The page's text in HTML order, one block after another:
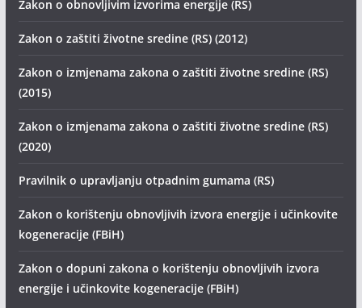
Zakon o obnovljivim izvorima energije (RS)
Zakon o zaštiti životne sredine (RS) (2012)
Zakon o izmjenama zakona o zaštiti životne sredine (RS)
(2015)
Zakon o izmjenama zakona o zaštiti životne sredine (RS)
(2020)
Pravilnik o upravljanju otpadnim gumama (RS)
Zakon o korištenju obnovljivih izvora energije i učinkovite
kogeneracije (FBiH)
Zakon o dopuni zakona o korištenju obnovljivih izvora
energije i učinkovite kogeneracije (FBiH)